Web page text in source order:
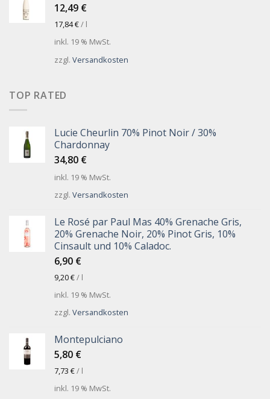
12,49 €
17,84€/ l
inkl. 19 % MwSt.
zzgl. Versandkosten
TOP RATED
Lucie Cheurlin 70% Pinot Noir / 30%
Chardonnay
34,80 €
inkl. 19 % MwSt.
zzgl. Versandkosten
Le Rosé par Paul Mas 40% Grenache Gris,
20% Grenache Noir, 20% Pinot Gris, 10%
Cinsault und 10% Caladoc.
6,90 €
9,20€/ l
inkl. 19 % MwSt.
zzgl. Versandkosten
Montepulciano
5,80 €
7,73 €/ l
inkl. 19 % MwSt.